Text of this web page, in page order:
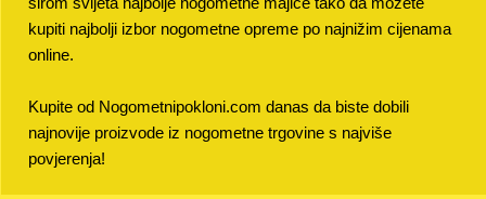
kupiti najbolji izbor nogometne opreme po najnižim cijenama
online.
Kupite od Nogometnipokloni.com danas da biste dobili
najnovije proizvode iz nogometne trgovine s najviše
povjerenja!